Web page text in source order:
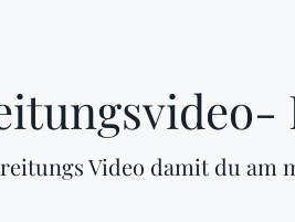
Video damit du am